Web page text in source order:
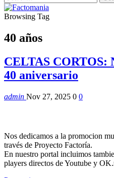
Browsing Tag
40 años
CELTAS CORTOS:
40 aniversario
admin Nov 27, 2025 0 0
Nos dedicamos a la promocion
través de Proyecto Factoría.
En nuestro portal incluimos
players directos de Youtube y